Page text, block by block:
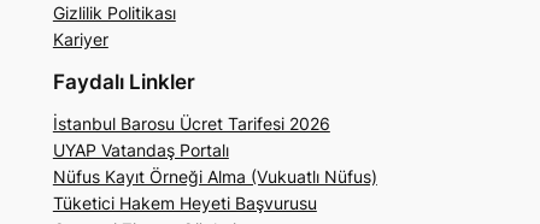
Gizlilik Politikası
Kariyer
Faydalı Linkler
İstanbul Barosu Ücret Tarifesi 2026
UYAP Vatandaş Portalı
Nüfus Kayıt Örneği Alma (Vukuatlı Nüfus)
Tüketici Hakem Heyeti Başvurusu